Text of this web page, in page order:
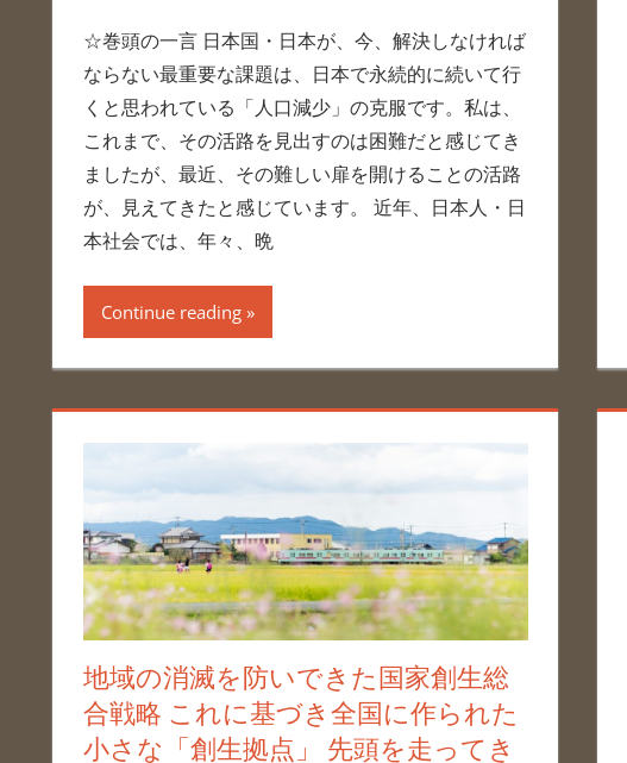
☆巻頭の一言 日本国・日本が、今、解決しなければ
ならない最重要な課題は、日本で永続的に続いて行
くと思われている「人口減少」の克服です。私は、
これまで、その活路を見出すのは困難だと感じてき
ましたが、最近、その難しい扉を開けることの活路
が、見えてきたと感じています。 近年、日本人・日
本社会では、年々、晩
Continue reading
地域の消滅を防いできた国家創生総
合戦略 これに基づき全国に作られた
小さな「創生拠点」 先頭を走ってき